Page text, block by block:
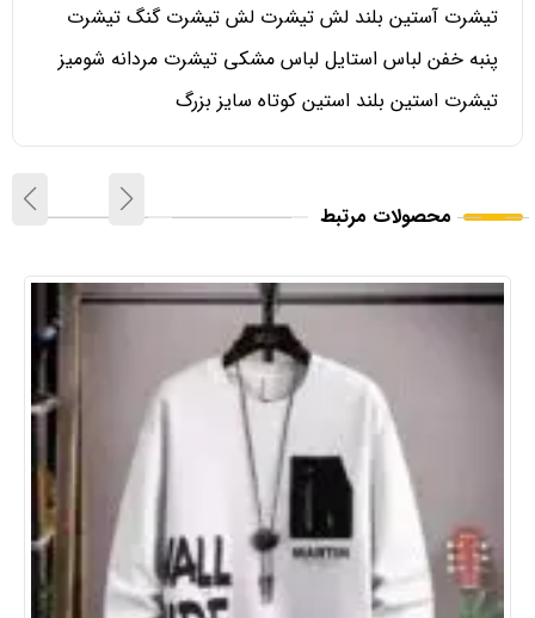
تیشرت آستین بلند لش تیشرت لش تیشرت گنگ تیشرت
پنبه خفن لباس استایل لباس مشکی تیشرت مردانه شومیز
تیشرت استین بلند استین کوتاه سایز بزرگ
محصولات مرتبط